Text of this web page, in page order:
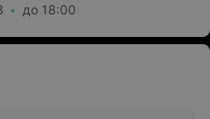
до 18:00